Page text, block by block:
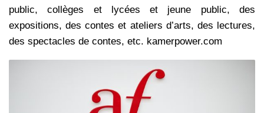
public, collèges et lycées et jeune public, des
expositions, des contes et ateliers d’arts, des lectures,
des spectacles de contes, etc. kamerpower.com